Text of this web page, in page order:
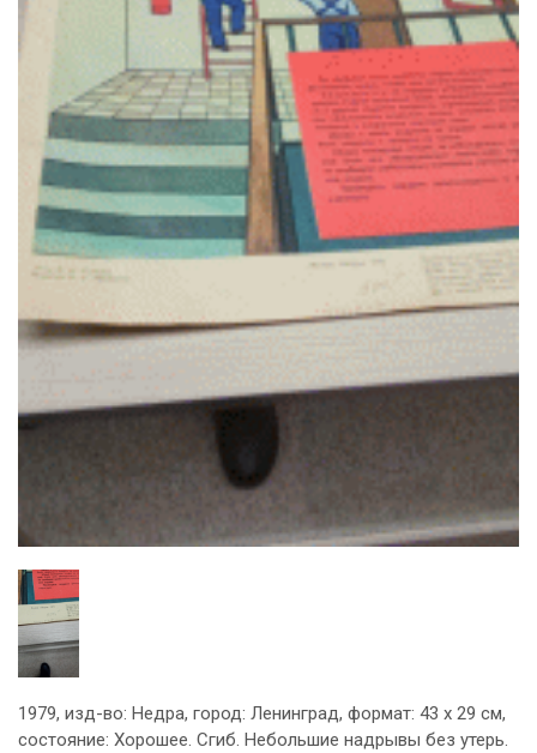
1979, изд-во: Недра, город: Ленинград, формат: 43 х 29 см,
состояние: Хорошее. Сгиб. Небольшие надрывы без утерь.